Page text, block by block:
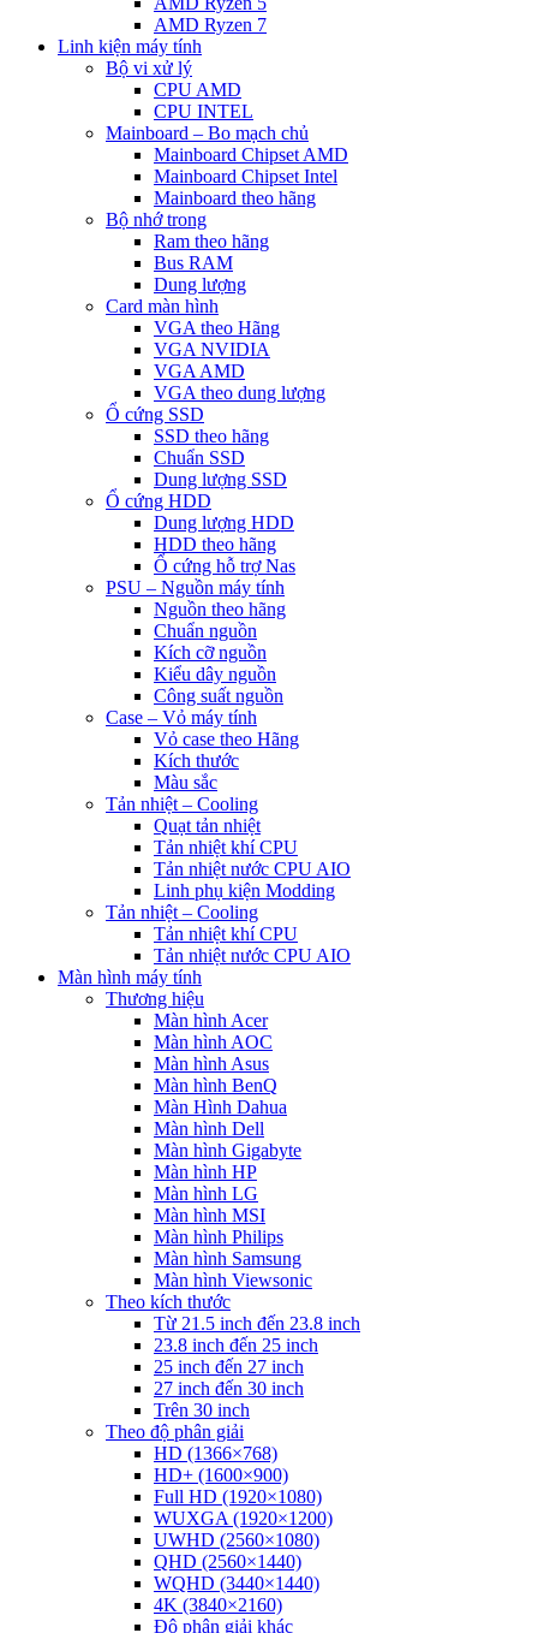
AMD Ryzen 7
Linh kiện máy tính
Bộ vi xử lý
CPU AMD
CPU INTEL
Mainboard – Bo mạch chủ
Mainboard Chipset AMD
Mainboard Chipset Intel
Mainboard theo hãng
Bộ nhớ trong
Ram theo hãng
Bus RAM
Dung lượng
Card màn hình
VGA theo Hãng
VGA NVIDIA
VGA AMD
VGA theo dung lượng
Ổ cứng SSD
SSD theo hãng
Chuẩn SSD
Dung lượng SSD
Ổ cứng HDD
Dung lượng HDD
HDD theo hãng
Ổ cứng hỗ trợ Nas
PSU – Nguồn máy tính
Nguồn theo hãng
Chuẩn nguồn
Kích cỡ nguồn
Kiểu dây nguồn
Công suất nguồn
Case – Vỏ máy tính
Vỏ case theo Hãng
Kích thước
Màu sắc
Tản nhiệt – Cooling
Quạt tản nhiệt
Tản nhiệt khí CPU
Tản nhiệt nước CPU AIO
Linh phụ kiện Modding
Tản nhiệt – Cooling
Tản nhiệt khí CPU
Tản nhiệt nước CPU AIO
Màn hình máy tính
Thương hiệu
Màn hình Acer
Màn hình AOC
Màn hình Asus
Màn hình BenQ
Màn Hình Dahua
Màn hình Dell
Màn hình Gigabyte
Màn hình HP
Màn hình LG
Màn hình MSI
Màn hình Philips
Màn hình Samsung
Màn hình Viewsonic
Theo kích thước
Từ 21.5 inch đến 23.8 inch
23.8 inch đến 25 inch
25 inch đến 27 inch
27 inch đến 30 inch
Trên 30 inch
Theo độ phân giải
HD (1366×768)
HD+ (1600×900)
Full HD (1920×1080)
WUXGA (1920×1200)
UWHD (2560×1080)
QHD (2560×1440)
WQHD (3440×1440)
4K (3840×2160)
Độ phân giải khác